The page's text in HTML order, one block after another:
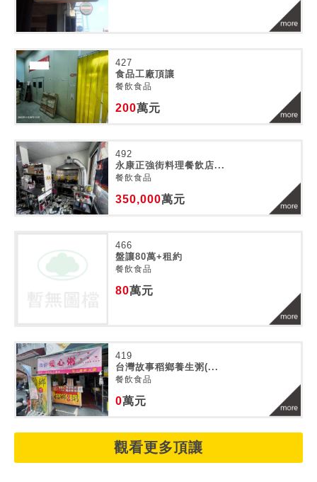
427
食品工廠頂讓
餐飲食品
200萬元
492
永康正強街料理餐飲店...
餐飲食品
350,000萬元
466
盤讓80萬+租約
餐飲食品
80萬元
419
台灣故事稻鄉養生粥(...
餐飲食品
0萬元
觀看更多頂讓